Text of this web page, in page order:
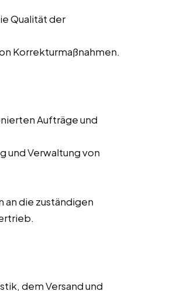
Qualität der
Korrekturmaßnahmen.
Aufträge und
und Verwaltung von
an die zuständigen
dem Versand und